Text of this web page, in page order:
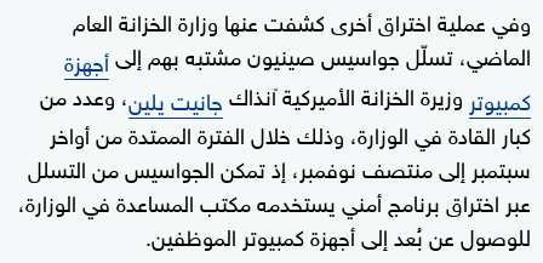
وفي عملية اختراق أخرى كشفت عنها وزارة الخزانة العام
الماضي، تسلّل جواسيس صينيون مشتبه بهم إلىأجهزة
كمبيوتر وزيرة الخزانة الأميركية آنذاكجانيت يلين، وعدد من
كبار القادة في الوزارة، وذلك خلال الفترة الممتدة من أواخر
سبتمبر إلى منتصف نوفمبر، إذ تمكن الجواسيس من التسلل
عبر اختراق برنامج أمني يستخدمه مكتب المساعدة في الوزارة،
للوصول عن بُعد إلى أجهزة كمبيوتر الموظفين.